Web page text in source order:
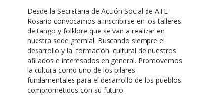
Desde la Secretaria de Acción Social de ATE
Rosario convocamos a inscribirse en los talleres
de tango y folklore que se van a realizar en
nuestra sede gremial. Buscando siempre el
desarrollo y la formación cultural de nuestros
afiliados e interesados en general. Promovemos
la cultura como uno de los pilares
fundamentales para el desarrollo de los pueblos
comprometidos con su futuro.